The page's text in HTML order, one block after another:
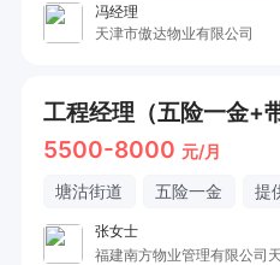
冯经理
天津市傲达物业有限公司
工程经理（五险一金+
5500-8000 元/月
塘沽街道 五险一金 提
张女士